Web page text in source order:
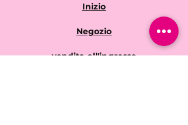
Inizio
Negozio
vendita all'ingrosso